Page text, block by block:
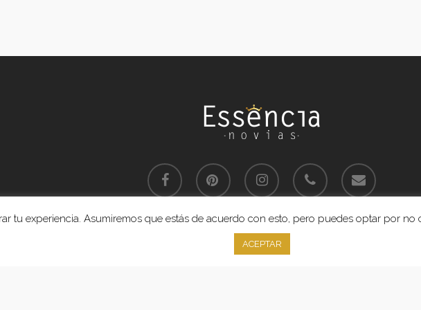
facebook pinterest instagram phone email
Aviso Legaly Política de Privacidad
© 2026 Essencia Novias. Proyecto realizado por Grado Creativo
tu experiencia. Asumiremos que estás de acuerdo con esto, pero puedes optar por no
ACEPTAR